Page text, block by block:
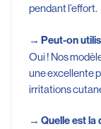
pendant l’effort.
→ Peut-on
Oui ! Nos
une excellente
irritations
→ Quelle est la